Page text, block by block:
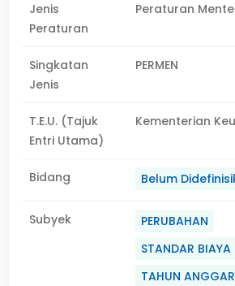
Jenis
Peraturan
Peraturan
Singkatan
Jenis
PERMEN
T.E.U. (Tajuk
Entri Utama)
Kementerian
Bidang Belum
Subyek
PERUBAHAN
STANDAR BIAYA
TAHUN